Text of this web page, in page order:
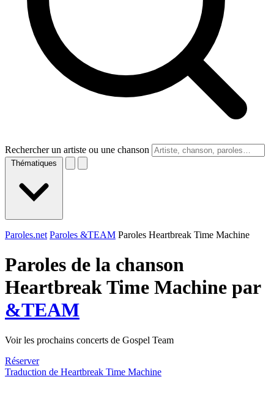
Rechercher un artiste ou une chanson
Thématiques
Paroles.net Paroles &TEAM Paroles Heartbreak Time Machine
Paroles de la chanson
Heartbreak Time Machine par
&TEAM
Voir les prochains concerts de Gospel Team
Réserver
Traduction de Heartbreak Time Machine